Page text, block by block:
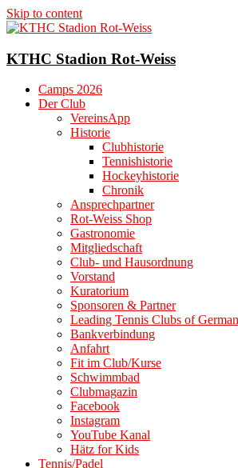
Skip to content
KTHC Stadion Rot-Weiss
Camps 2026
Der Club
VereinsApp
Historie
Clubhistorie
Tennishistorie
Hockeyhistorie
Chronik
Ansprechpartner
Rot-Weiss Shop
Gastronomie
Mitgliedschaft
Club- und Hausordnung
Vorstand
Kuratorium
Sponsoren & Partner
Leading Tennis Clubs of
Bankverbindung
Anfahrt
Fit im Club/Kurse
Schwimmbad
Clubmagazin
Facebook
Instagram
YouTube Kanal
Hätz for Kids
Tennis/Padel